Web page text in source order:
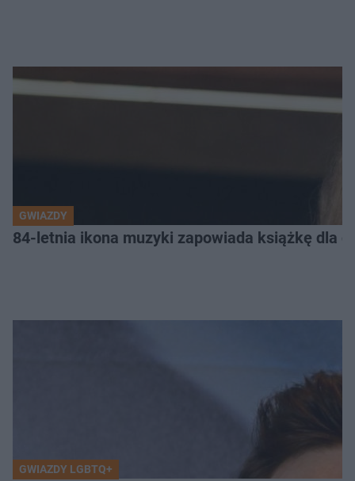
GWIAZDY
84-letnia ikona muzyki zapowiada książkę dla
GWIAZDY LGBTQ+